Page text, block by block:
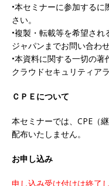
•本セミナーに参加する
さい。
•複製・転載等を希望さ
ジャパンまでお問い合わ
•本資料に関する一切の
クラウドセキュリティア
ＣＰＥについて
本セミナーでは、CPE（
配布いたしません。
お申し込み
申し込み受け付けは終了し